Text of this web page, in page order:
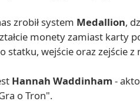
zrobił system Medallion,
monety zamiast karty
statku, wejście oraz zejście
Hannah Waddinham -
o Tron".